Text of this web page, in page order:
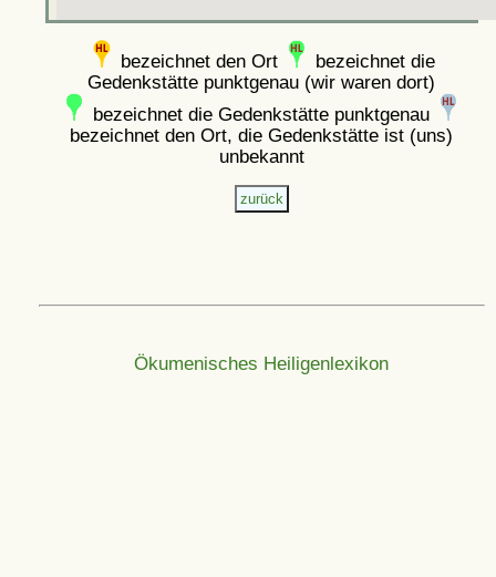
bezeichnet den Ort
bezeichnet die
Gedenkstätte punktgenau (wir waren dort)
bezeichnet die Gedenkstätte punktgenau
bezeichnet den Ort, die Gedenkstätte ist (uns)
unbekannt
Ökumenisches Heiligenlexikon